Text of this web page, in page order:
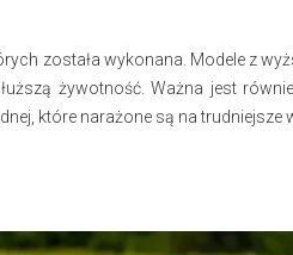
została wykonana. Modele z
żywotność. Ważna jest
które narażone są na trudniejsze